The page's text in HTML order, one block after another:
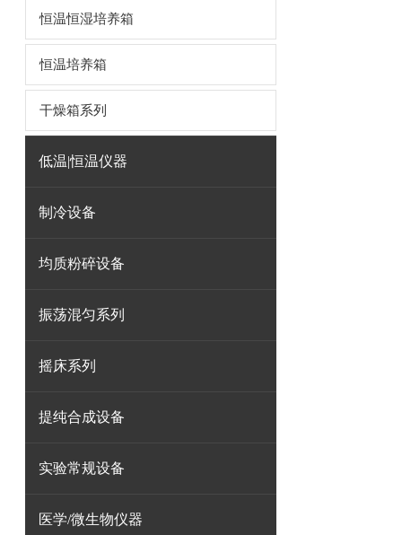
恒温恒湿培养箱
恒温培养箱
干燥箱系列
低温|恒温仪器
制冷设备
均质粉碎设备
振荡混匀系列
摇床系列
提纯合成设备
实验常规设备
医学/微生物仪器